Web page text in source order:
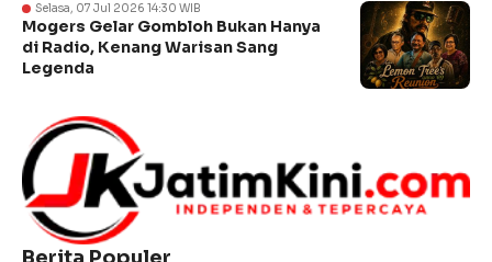
Selasa, 07 Jul 2026 14:30 WIB
Mogers Gelar Gombloh Bukan Hanya
di Radio, Kenang Warisan Sang
Legenda
Berita Populer